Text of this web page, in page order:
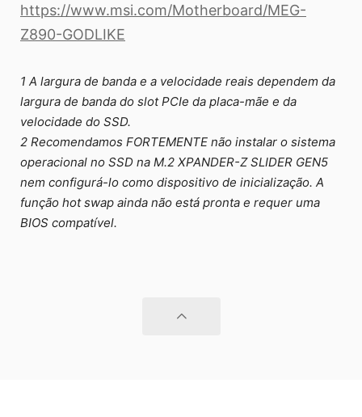
https://www.msi.com/Motherboard/MEG-
Z890-GODLIKE
1 A largura de banda e a velocidade reais dependem da
largura de banda do slot PCIe da placa-mãe e da
velocidade do SSD.
2 Recomendamos FORTEMENTE não instalar o sistema
operacional no SSD na M.2 XPANDER-Z SLIDER GEN5
nem configurá-lo como dispositivo de inicialização. A
função hot swap ainda não está pronta e requer uma
BIOS compatível.